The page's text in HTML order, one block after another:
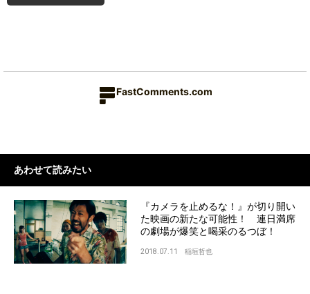
FastComments.com
あわせて読みたい
『カメラを止めるな！』が切り開い
た映画の新たな可能性！ 連日満席
の劇場が爆笑と喝采のるつぼ！
2018.07.11 稲垣哲也